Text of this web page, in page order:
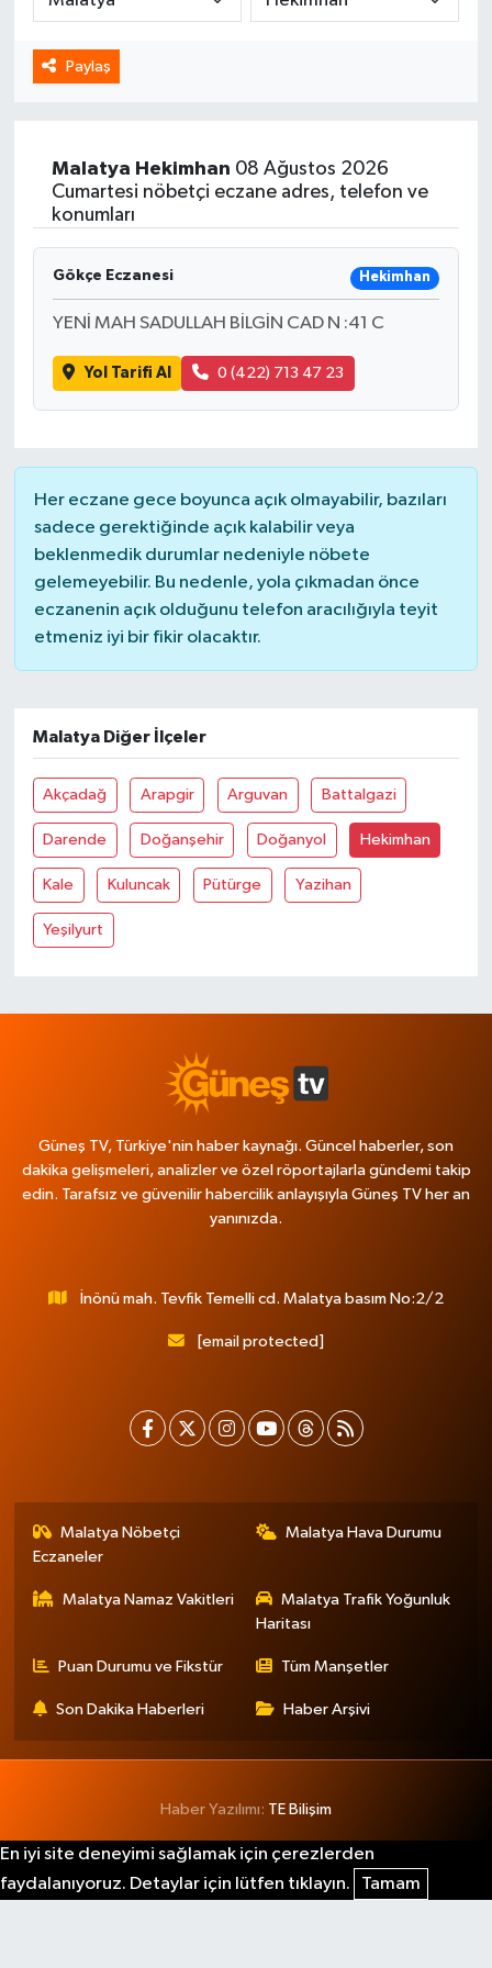
Paylaş
Malatya Hekimhan 08 Ağustos 2026
Cumartesi nöbetçi eczane adres, telefon ve
konumları
Gökçe Eczanesi Hekimhan
YENİ MAH SADULLAH BİLGİN CAD N :41 C
Yol Tarifi Al 0 (422) 713 47 23
Her eczane gece boyunca açık olmayabilir, bazıları
sadece gerektiğinde açık kalabilir veya
beklenmedik durumlar nedeniyle nöbete
gelemeyebilir. Bu nedenle, yola çıkmadan önce
eczanenin açık olduğunu telefon aracılığıyla teyit
etmeniz iyi bir fikir olacaktır.
Malatya Diğer İlçeler
Akçadağ Arapgir Arguvan Battalgazi
Darende Doğanşehir Doğanyol Hekimhan
Kale Kuluncak Pütürge Yazihan
Yeşilyurt
Güneş TV, Türkiye'nin haber kaynağı. Güncel haberler, son
dakika gelişmeleri, analizler ve özel röportajlarla gündemi takip
edin. Tarafsız ve güvenilir habercilik anlayışıyla Güneş TV her an
yanınızda.
İnönü mah. Tevfik Temelli cd. Malatya basım No:2/2
[email protected]
Malatya Nöbetçi
Eczaneler
Malatya Hava Durumu
Malatya Namaz Vakitleri
Malatya Trafik Yoğunluk
Haritası
Puan Durumu ve Fikstür Tüm Manşetler
Son Dakika Haberleri Haber Arşivi
Haber Yazılımı: TE Bilişim
En iyi site deneyimi sağlamak için çerezlerden
faydalanıyoruz. Detaylar için lütfen tıklayın.
Tamam